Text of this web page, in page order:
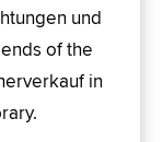
und
of the
in